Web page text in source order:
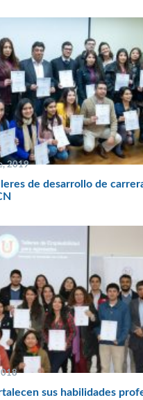
2019
de desarrollo de
sus habilidades